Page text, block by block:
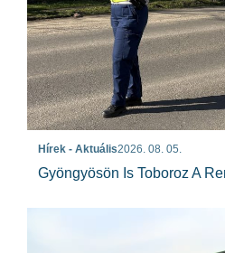
Hírek - Aktuális2026. 08. 05.
Gyöngyösön Is Toboroz A